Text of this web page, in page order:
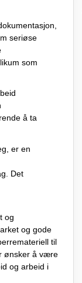
seriøse
som
å ta
er en
Det
og
og gode
til
ønsker å være
og arbeid i